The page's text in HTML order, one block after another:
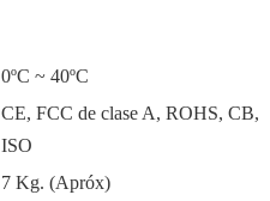
0ºC ~ 40ºC
CE, FCC de clase A, ROHS, CB,
ISO
7 Kg. (Apróx)